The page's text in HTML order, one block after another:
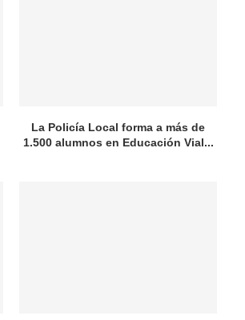
La Policía Local forma a más de
1.500 alumnos en Educación Vial...